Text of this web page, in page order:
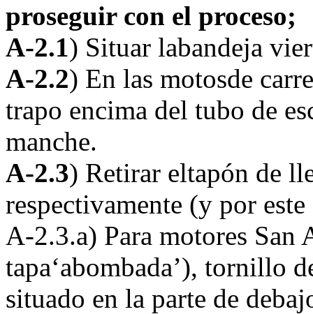
proseguir con el proceso;
A-2.1) Situar labandeja
A-2.2) En las motosde
trapo encima del tubo de
manche.
A-2.3) Retirar eltapón de
respectivamente (y por
A-2.3.a) Para motores
tapa‘abombada’), tornillo
situado en la parte de